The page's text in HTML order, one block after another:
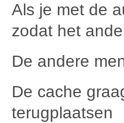
Als je met de
zodat het
De andere
De cache
terugplaatsen